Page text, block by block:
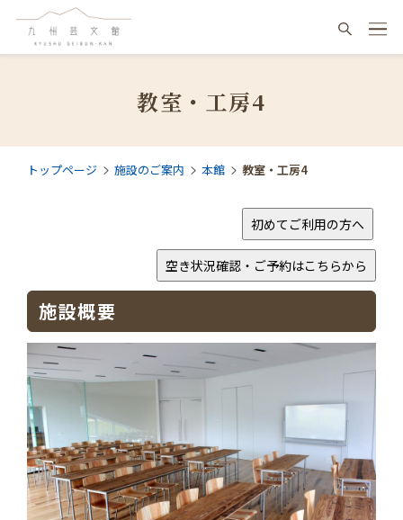
教室・工房4
トップページ 施設のご案内 本館 教室・工房4
施設概要